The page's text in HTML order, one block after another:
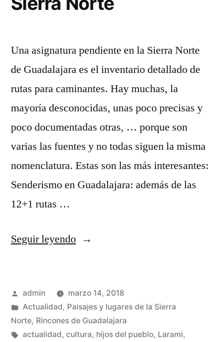
Una asignatura pendiente en la Sierra Norte
de Guadalajara es el inventario detallado de
rutas para caminantes. Hay muchas, la
mayoría desconocidas, unas poco precisas y
poco documentadas otras, … porque son
varias las fuentes y no todas siguen la misma
nomenclatura. Estas son las más interesantes:
Senderismo en Guadalajara: además de las
12+1 rutas …
Seguir leyendo«n+1
senderismo
por
la
Publicado
por
admin
marzo 14, 2018
Publicado
en
Actualidad, Paisajes y lugares de la Sierra
Norte, Rincones de Guadalajara
Etiquetas:
actualidad, cultura, hijos del pueblo, Larami,